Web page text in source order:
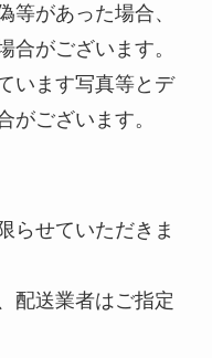
等があった場合、
合がございます。
います写真等とデ
がございます。
らせていただきま
配送業者はご指定